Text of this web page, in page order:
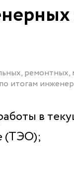
ремонтных,
итогам
в
(ТЭО);